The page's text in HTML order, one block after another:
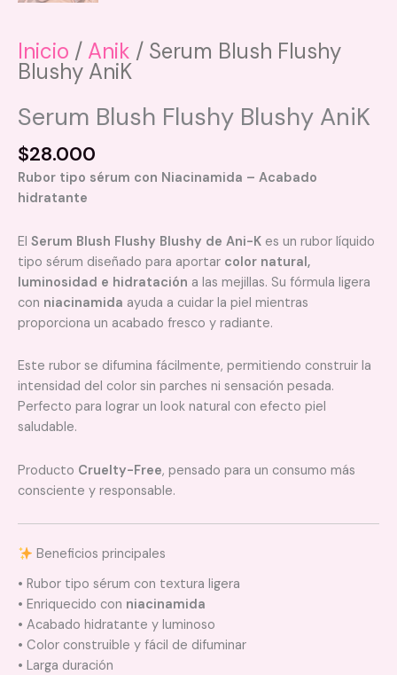
Inicio / Anik / Serum Blush Flushy
Blushy AniK
Serum Blush Flushy Blushy AniK
$28.000
Rubor tipo sérum con Niacinamida – Acabado
hidratante
El Serum Blush Flushy Blushy de Ani-K es un rubor líquido
tipo sérum diseñado para aportar color natural,
luminosidad e hidratación a las mejillas. Su fórmula ligera
con niacinamida ayuda a cuidar la piel mientras
proporciona un acabado fresco y radiante.
Este rubor se difumina fácilmente, permitiendo construir la
intensidad del color sin parches ni sensación pesada.
Perfecto para lograr un look natural con efecto piel
saludable.
Producto Cruelty-Free, pensado para un consumo más
consciente y responsable.
Beneficios principales
• Rubor tipo sérum con textura ligera
• Enriquecido con niacinamida
• Acabado hidratante y luminoso
• Color construible y fácil de difuminar
• Larga duración